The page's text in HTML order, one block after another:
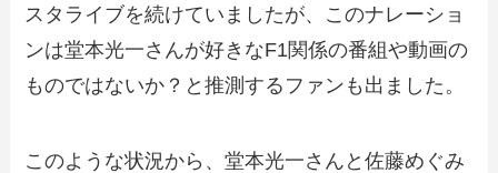
スタライブを続けていましたが、このナレーショ
ンは堂本光一さんが好きなF1関係の番組や動画の
ものではないか？と推測するファンも出ました。
このような状況から、堂本光一さんと佐藤めぐみ